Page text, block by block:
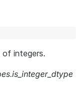
integers.